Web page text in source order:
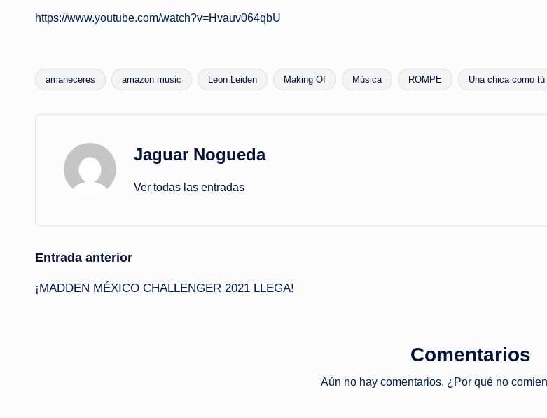
https://www.youtube.com/watch?v=Hvauv064qbU
Etiquetas:
amaneceres amazon music Leon Leiden Making Of Música ROMPE Una chica como tú
Jaguar Nogueda
Ver todas las entradas
Navegación
de
Entrada anterior
¡MADDEN MÉXICO CHALLENGER 2021 LLEGA!
Comentarios
Aún no hay comentarios. ¿Por qué no